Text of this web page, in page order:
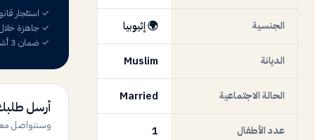
الجنسية 🌍 إثيوبيا
الديانة Muslim
الحالة الاجتماعية Married
عدد الأطفال 1
✓ استئجار
✓ جاهزة خلال 72
✓ ضمان 3 أشهر
أرسل
وسنتواصل معك